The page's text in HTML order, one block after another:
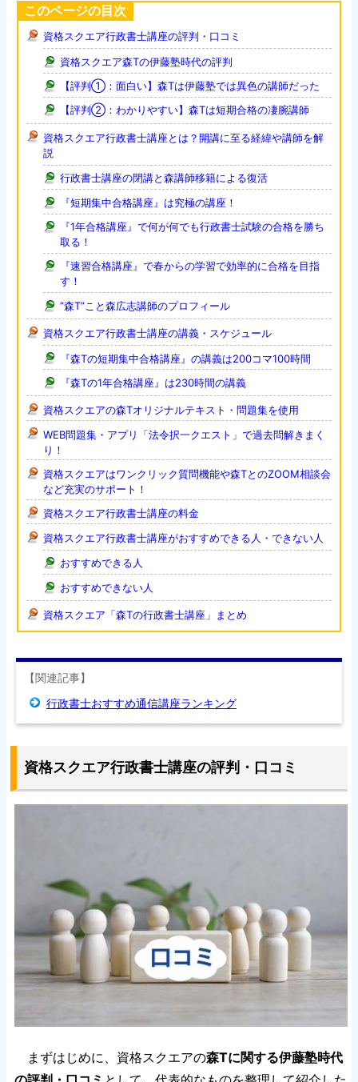
このページの目次
資格スクエア行政書士講座の評判・口コミ
資格スクエア森Tの伊藤塾時代の評判
【評判①：面白い】森Tは伊藤塾では異色の講師だった
【評判②：わかりやすい】森Tは短期合格の凄腕講師
資格スクエア行政書士講座とは？開講に至る経緯や講師を解
説
行政書士講座の閉講と森講師移籍による復活
『短期集中合格講座』は究極の講座！
『1年合格講座』で何が何でも行政書士試験の合格を勝ち
取る！
『速習合格講座』で春からの学習で効率的に合格を目指
す！
”森T”こと森広志講師のプロフィール
資格スクエア行政書士講座の講義・スケジュール
『森Tの短期集中合格講座』の講義は200コマ100時間
『森Tの1年合格講座』は230時間の講義
資格スクエアの森Tオリジナルテキスト・問題集を使用
WEB問題集・アプリ「法令択一クエスト」で過去問解きまく
り！
資格スクエアはワンクリック質問機能や森TとのZOOM相談会
など充実のサポート！
資格スクエア行政書士講座の料金
資格スクエア行政書士講座がおすすめできる人・できない人
おすすめできる人
おすすめできない人
資格スクエア「森Tの行政書士講座」まとめ
【関連記事】
行政書士おすすめ通信講座ランキング
資格スクエア行政書士講座の評判・口コミ
まずはじめに、資格スクエアの森Tに関する伊藤塾時代